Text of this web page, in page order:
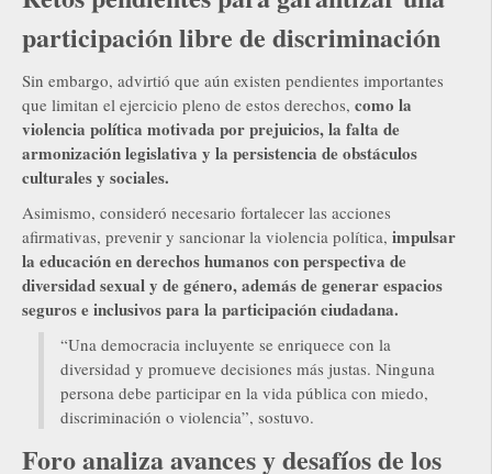
participación libre de discriminación
Sin embargo, advirtió que aún existen pendientes importantes
que limitan el ejercicio pleno de estos derechos, como la
violencia política motivada por prejuicios, la falta de
armonización legislativa y la persistencia de obstáculos
culturales y sociales.
Asimismo, consideró necesario fortalecer las acciones
afirmativas, prevenir y sancionar la violencia política, impulsar
la educación en derechos humanos con perspectiva de
diversidad sexual y de género, además de generar espacios
seguros e inclusivos para la participación ciudadana.
“Una democracia incluyente se enriquece con la
diversidad y promueve decisiones más justas. Ninguna
persona debe participar en la vida pública con miedo,
discriminación o violencia”, sostuvo.
Foro analiza avances y desafíos de los